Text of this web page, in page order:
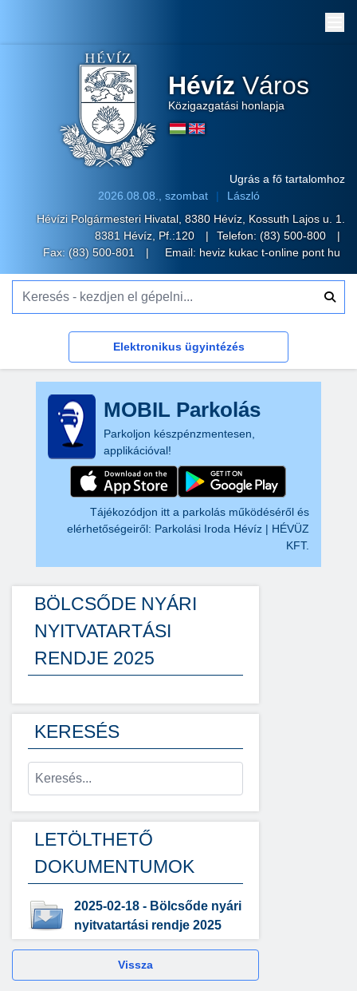
Hévíz Város
Közigazgatási honlapja
Ugrás a fő tartalomhoz
2026.08.08., szombat
László
Hévízi Polgármesteri Hivatal, 8380 Hévíz, Kossuth Lajos u. 1.
8381 Hévíz, Pf.:120
Telefon: (83) 500-800
Fax: (83) 500-801
Email: heviz kukac t-online pont hu
Elektronikus ügyintézés
MOBIL Parkolás
Parkoljon készpénzmentesen,
applikációval!
Tájékozódjon itt a parkolás működéséről és
elérhetőségeiről: Parkolási Iroda Hévíz | HÉVÜZ
KFT.
BÖLCSŐDE NYÁRI
NYITVATARTÁSI
RENDJE 2025
KERESÉS
LETÖLTHETŐ
DOKUMENTUMOK
2025-02-18 - Bölcsőde nyári
nyitvatartási rendje 2025
Vissza